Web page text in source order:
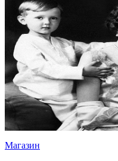
Магазин